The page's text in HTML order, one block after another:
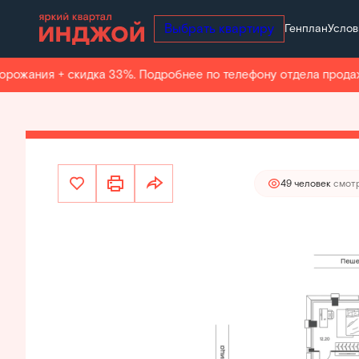
Выбрать квартиру Генплан
+ скидка 33%. Подробнее по телефону отдела продаж.
3-комнатная78.5 м2
35 340 200 руб.Ипотека
49 человек